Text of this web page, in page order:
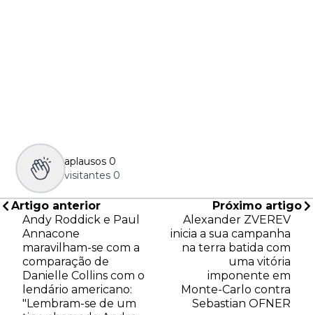
aplausos 0
visitantes 0
Artigo anterior
Andy Roddick e Paul
Annacone
maravilham-se com a
comparação de
Danielle Collins com o
lendário americano:
"Lembram-se de um
Próximo artigo
Alexander ZVEREV
inicia a sua campanha
na terra batida com
uma vitória
imponente em
Monte-Carlo contra
Sebastian OFNER